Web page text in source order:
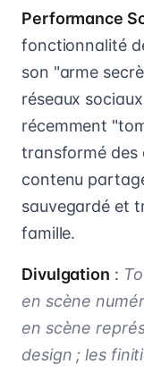
Performance
fonctionnalité
son "arme
réseaux
récemment
transformé des
contenu
sauvegardé et
famille.
Divulgation :
en scène
en scène
design ; les